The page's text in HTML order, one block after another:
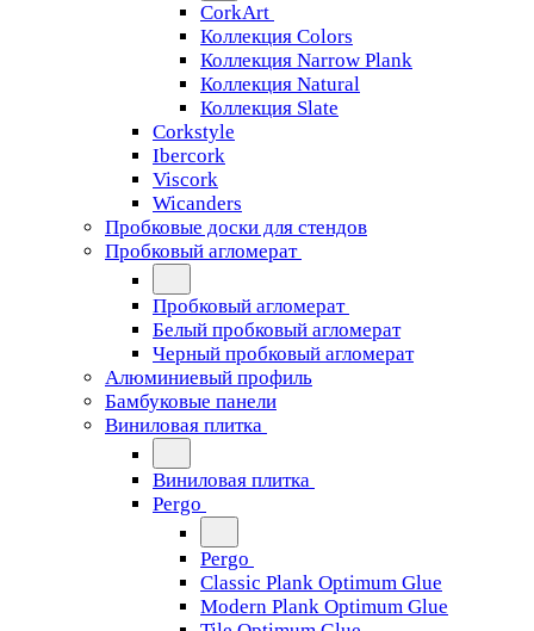
CorkArt
Коллекция Colors
Коллекция Narrow Plank
Коллекция Natural
Коллекция Slate
Corkstyle
Ibercork
Viscork
Wicanders
Пробковые доски для стендов
Пробковый агломерат
Пробковый агломерат
Белый пробковый агломерат
Черный пробковый агломерат
Алюминиевый профиль
Бамбуковые панели
Виниловая плитка
Виниловая плитка
Pergo
Pergo
Classic Plank Optimum Glue
Modern Plank Optimum Glue